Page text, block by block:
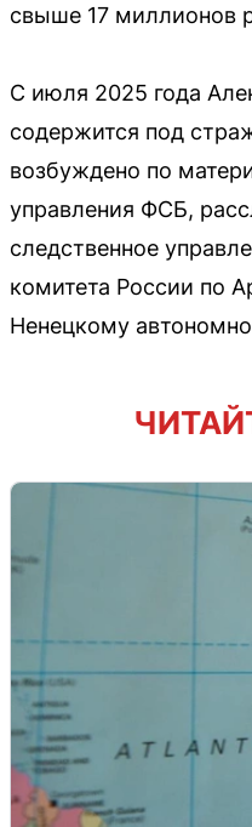
свыше 17 миллионов
С июля 2025 года
содержится под
возбуждено по
управления ФСБ,
следственное
комитета России по
Ненецкому